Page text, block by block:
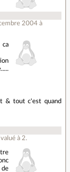
2004 à
ca
& tout c'est quand
à 2.